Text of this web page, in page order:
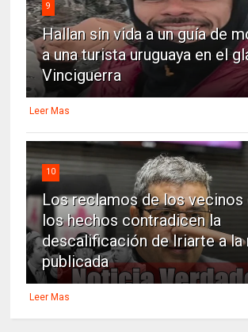
9
Hallan sin vida a un guía de
a una turista uruguaya en el
Vinciguerra
Leer Mas
10
Los reclamos de los vecinos
los hechos contradicen la
descalificación de Iriarte a la
publicada
Leer Mas